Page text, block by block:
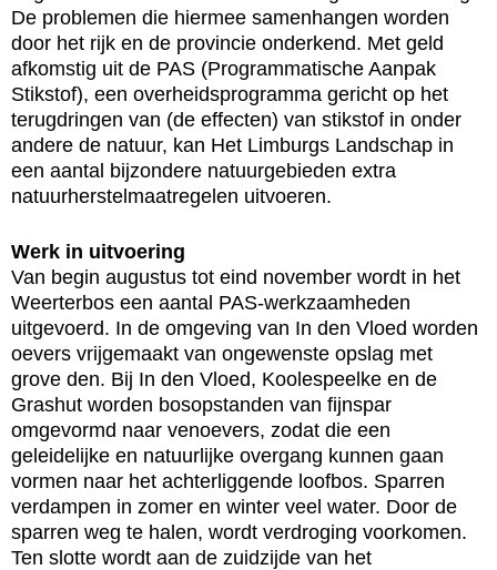
De problemen die hiermee samenhangen worden
door het rijk en de provincie onderkend. Met geld
afkomstig uit de PAS (Programmatische Aanpak
Stikstof), een overheidsprogramma gericht op het
terugdringen van (de effecten) van stikstof in onder
andere de natuur, kan Het Limburgs Landschap in
een aantal bijzondere natuurgebieden extra
natuurherstelmaatregelen uitvoeren.
Werk in uitvoering
Van begin augustus tot eind november wordt in het
Weerterbos een aantal PAS-werkzaamheden
uitgevoerd. In de omgeving van In den Vloed worden
oevers vrijgemaakt van ongewenste opslag met
grove den. Bij In den Vloed, Koolespeelke en de
Grashut worden bosopstanden van fijnspar
omgevormd naar venoevers, zodat die een
geleidelijke en natuurlijke overgang kunnen gaan
vormen naar het achterliggende loofbos. Sparren
verdampen in zomer en winter veel water. Door de
sparren weg te halen, wordt verdroging voorkomen.
Ten slotte wordt aan de zuidzijde van het